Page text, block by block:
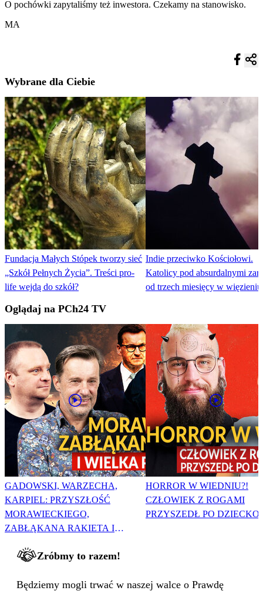
O pochówki zapytaliśmy też inwestora. Czekamy na stanowisko.
MA
Wybrane dla Ciebie
Fundacja Małych Stópek tworzy sieć
„Szkół Pełnych Życia”. Treści pro-
life wejdą do szkół?
Indie przeciwko Kościołowi.
Katolicy pod absurdalnymi
od trzech miesięcy w więzieniu
Oglądaj na PCh24 TV
GADOWSKI, WARZECHA,
KARPIEL: PRZYSZŁOŚĆ
MORAWIECKIEGO,
ZABŁĄKANA RAKIETA I
HORROR W WIEDNIU?!
CZŁOWIEK Z ROGAMI
PRZYSZEDŁ PO DZIECKO
Zróbmy to razem!
Będziemy mogli trwać w naszej walce o Prawdę